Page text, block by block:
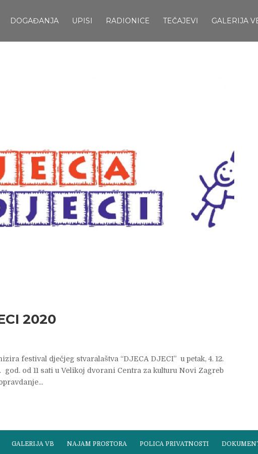
DOGAĐANJA UPISI RADIONICE TEČAJEVI GALERIJA
2020
festival dječjeg stvaralaštva “DJECA DJECI” u petak, 4. 12.
god. od 11 sati u Velikoj dvorani Centra za kulturu Novi Zagreb
GALERIJA VB NAJAM PROSTORA POLICA PRIVATNOSTI